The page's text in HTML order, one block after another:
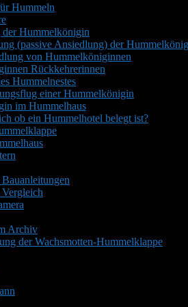
Hummeln
Hummelkönigin
(passive Ansiedlung) der
von Hummelköniginnen
Rückkehrerinnen
Hummelnestes
einer Hummelkönigin
im Hummelhaus
ob ein Hummelhotel belegt ist?
Archiv
der Wachsmotten-Hummelklappe